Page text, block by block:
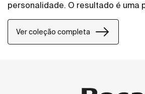
personalidade. O resultado é uma
grande elegância e adaptabilidade.
Ver coleção completa